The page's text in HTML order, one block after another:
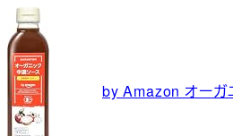
by Amazon オーガ